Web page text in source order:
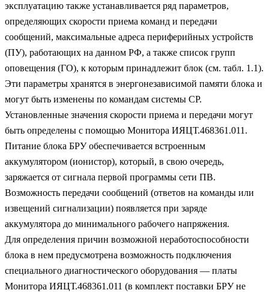
эксплуатацию также устанавливается ряд параметров,
определяющих скорости приема команд и передачи
сообщений, максимальные адреса периферийных устройств
(ПУ), работающих на данном РФ, а также список групп
оповещения (ГО), к которым принадлежит блок (см. табл. 1.1).
Эти параметры хранятся в энергонезависимой памяти блока и
могут быть изменены по командам системы СР.
Установленные значения скорости приема и передачи могут
быть определены с помощью Монитора ИЯЦТ.468361.011.
Питание блока БРУ обеспечивается встроенным
аккумулятором (ионистор), который, в свою очередь,
заряжается от сигнала первой программы сети ПВ.
Возможность передачи сообщений (ответов на команды или
извещений сигнализации) появляется при заряде
аккумулятора до минимального рабочего напряжения.
Для определения причин возможной неработоспособности
блока в нем предусмотрена возможность подключения
специального диагностического оборудования — платы
Монитора ИЯЦТ.468361.011 (в комплект поставки БРУ не